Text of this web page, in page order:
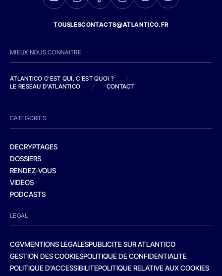
TOUSLESCONTACTS@ATLANTICO.FR
MIEUX NOUS CONNAITRE
ATLANTICO C'EST QUI, C'EST QUOI ?
/
LE RESEAU D'ATLANTICO
/ CONTACT
CATEGORIES
DECRYPTAGES
DOSSIERS
RENDEZ-VOUS
VIDEOS
PODCASTS
LEGAL
CGVMENTIONS LEGALESPUBLICITE SUR ATLANTICO
GESTION DES COOKIESPOLITIQUE DE CONFIDENTIALITE
POLITIQUE D’ACCESSIBILITEPOLITIQUE RELATIVE AUX COOKIES